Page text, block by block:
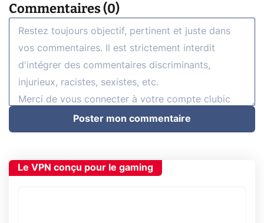
Commentaires (0)
Poster mon commentaire
Le VPN conçu pour le gaming